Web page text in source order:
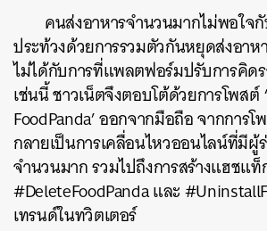
คนส่งอาหารจำนวนมากไม่พอใจ
ประท้วงด้วยการรวมตัวกันหยุดส่งอาห
ไม่ได้กับการที่แพลตฟอร์มปรับการคิดร
เช่นนี้ชาวเน็ตจึงตอบโต้ด้วยการโพสต์‘
FoodPanda’ออกจากมือถือจากการโ
กลายเป็นการเคลื่อนไหวออนไลน์ที่มี
จำนวนมากรวมไปถึงการสร้างแฮชแท็
#DeleteFoodPandaและ
เทรนด์ในทวิตเตอร์